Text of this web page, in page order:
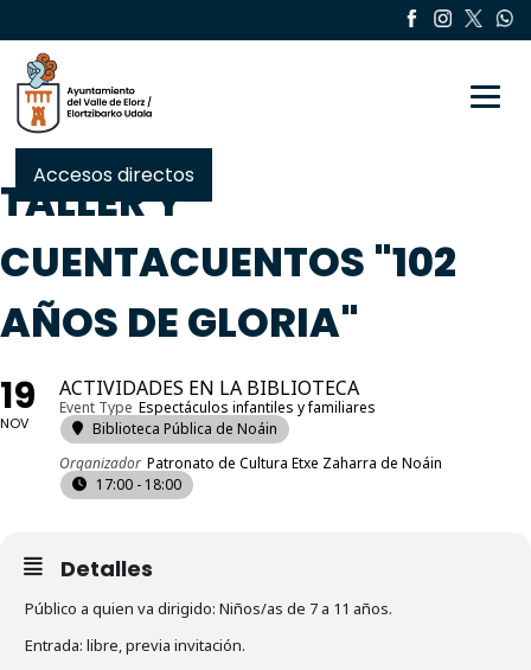
Accesos directos
TALLER Y
CUENTACUENTOS "102
AÑOS DE GLORIA"
19
NOV
ACTIVIDADES EN LA BIBLIOTECA
Event Type Espectáculos infantiles y familiares
Biblioteca Pública de Noáin
Organizador Patronato de Cultura Etxe Zaharra de Noáin
17:00 - 18:00
Detalles
Público a quien va dirigido: Niños/as de 7 a 11 años.
Entrada: libre, previa invitación.